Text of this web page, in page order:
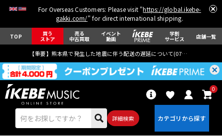
For Overseas Customers: Please visit "https://global.ikebe-
gakki.com/" for direct international shipping.
TOP 買う
ストア
売る
中古買取
イベント
動画
学割
サービス 店舗一覧
【重要】熊本県で発生した地震に伴う配送の遅延について(07月29日
詳細検索
0